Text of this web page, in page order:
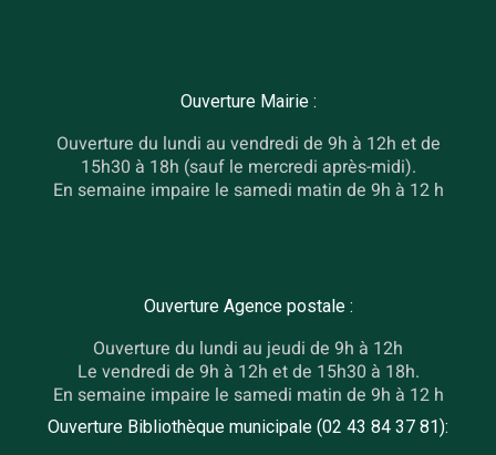
Ouverture Mairie :
Ouverture du lundi au vendredi de 9h à 12h et de
15h30 à 18h (sauf le mercredi après-midi).
En semaine impaire le samedi matin de 9h à 12 h
Ouverture Agence postale :
Ouverture du lundi au jeudi de 9h à 12h
Le vendredi de 9h à 12h et de 15h30 à 18h.
En semaine impaire le samedi matin de 9h à 12 h
Ouverture Bibliothèque municipale (02 43 84 37 81):